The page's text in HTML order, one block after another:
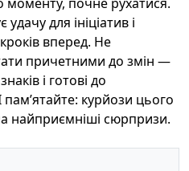
для ініціатив і
вперед. Не
причетними до змін —
і готові до
пам’ятайте: курйози цього
найприємніші сюрпризи.